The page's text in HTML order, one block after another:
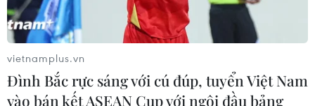
vietnamplus.vn
Đình Bắc rực sáng với cú đúp, tuyển Việt Nam
vào bán kết ASEAN Cup với ngôi đầu bảng